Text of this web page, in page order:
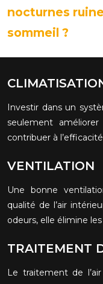
nocturnes
sommeil ?
Investir dans un
seulement
contribuer à
VENTILATION
Une bonne
qualité de l’air
odeurs, elle élimine
TRAITEMENT
Le traitement de